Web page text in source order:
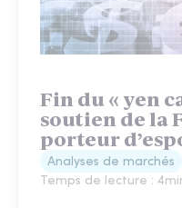
Fin du « yen
soutien de la
porteur
Analyses de marchés
Temps de lecture : 4